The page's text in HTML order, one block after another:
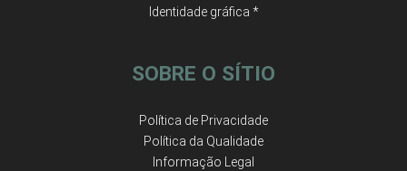
Identidade gráfica *
SOBRE O SÍTIO
Política de Privacidade
Política da Qualidade
Informação Legal